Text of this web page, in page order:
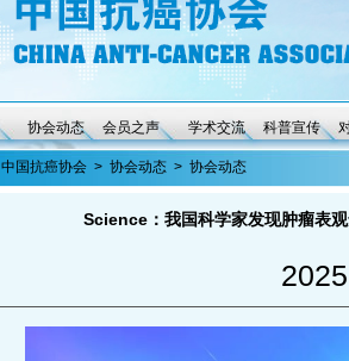
协会动态 会员之声 学术交流 科普宣传
中国抗癌协会 > 协会动态 > 协会动态
Science：我国科学家发现肿瘤表